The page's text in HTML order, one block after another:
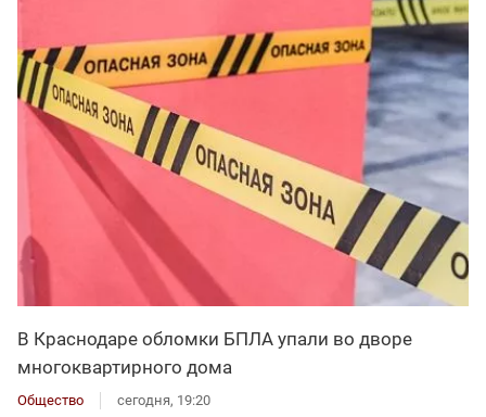
В Краснодаре обломки БПЛА упали во дворе
многоквартирного дома
Общество сегодня, 19:20